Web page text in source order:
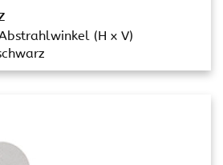
(H x V)